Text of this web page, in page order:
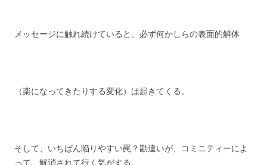
メッセージに触れ続けていると、必ず何かしらの表面的解体
（楽になってきたりする変化）は起きてくる。
そして、いちばん陥りやすい罠？勘違いが、コミニティーによ
って、解消されて行く気がする。